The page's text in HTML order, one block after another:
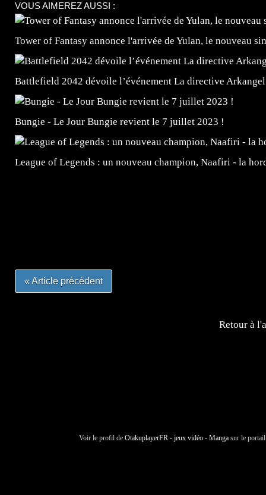
VOUS AIMEREZ AUSSI :
Tower of Fantasy annonce l'arrivée de Yulan, le nouveau
Battlefield 2042 dévoile l’événement La directive Arkangel
Bungie - Le Jour Bungie revient le 7 juillet 2023 !
League of Legends : un nouveau champion, Naafiri - la
« Article précédent
Retour à
Voir le profil de OtakuplayerFR - jeux vidéo - Manga sur le